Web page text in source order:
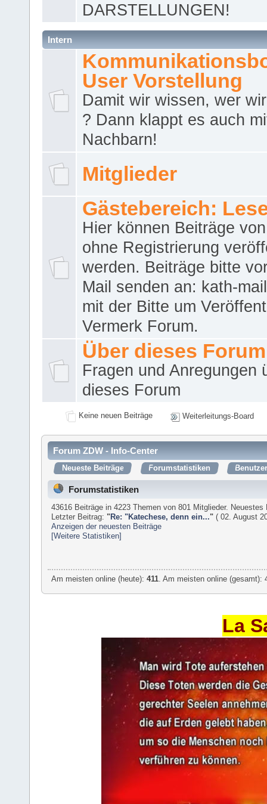
DARSTELLUNGEN!
Intern
User Vorstellung
Damit wir wissen, wer
? Dann klappt es auch
Nachbarn!
Mitglieder
Gästebereich:
Hier können Beiträge
ohne Registrierung
werden. Beiträge bitte
Mail senden an: kath-
mit der Bitte um
Vermerk Forum.
Über dieses Forum
Fragen und Anregungen
dieses Forum
Keine neuen Beiträge Weiterleitungs-Board
Forum ZDW - Info-Center
Neueste Beiträge Forumstatistiken
Forumstatistiken
43616 Beiträge in 4223 Themen von 801 Mitglieder.
Letzter Beitrag: "Re: "Katechese, denn ein..." ( 02. August
Anzeigen der neuesten Beiträge
[Weitere Statistiken]
Am meisten online (heute):411 . Am meisten online
La